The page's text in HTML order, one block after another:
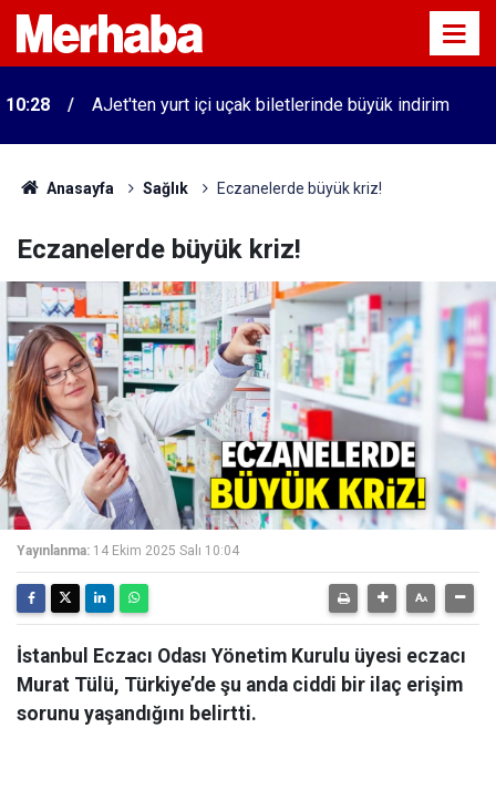
10:26
Arpa ve bağday hasadı bereketli geçiyor
Anasayfa Sağlık Eczanelerde büyük kriz!
Eczanelerde büyük kriz!
Yayınlanma: 14 Ekim 2025 Salı 10:04
İstanbul Eczacı Odası Yönetim Kurulu üyesi eczacı
Murat Tülü, Türkiye’de şu anda ciddi bir ilaç erişim
sorunu yaşandığını belirtti.